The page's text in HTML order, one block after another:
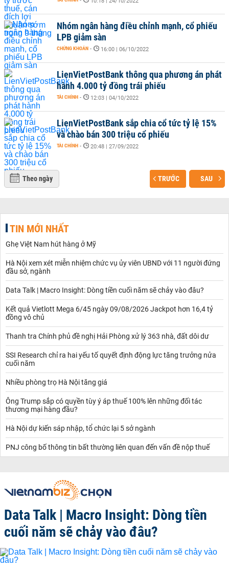
Nhóm ngân hàng điều chỉnh mạnh, cổ phiếu
LPB giảm sàn
CHỨNG KHOÁN - 16:00 | 06/10/2022
LienVietPostBank thông qua phương án phát
hành 4.000 tỷ đồng trái phiếu
TÀI CHÍNH - 12:03 | 04/10/2022
LienVietPostBank sắp chia cổ tức tỷ lệ 15%
và chào bán 300 triệu cổ phiếu
TÀI CHÍNH - 20:48 | 27/09/2022
Theo ngày TRƯỚC SAU
TIN MỚI NHẤT
Ghẹ Việt Nam hút hàng ở Mỹ
Hà Nội xem xét miễn nhiệm chức vụ ủy viên UBND với 11 người đứng
đầu sở, ngành
Data Talk | Macro Insight: Dòng tiền cuối năm sẽ chảy vào đâu?
Kết quả Vietlott Mega 6/45 ngày 09/08/2026 Jackpot hơn 16,4 tỷ
đồng vô chủ
Thanh tra Chính phủ đề nghị Hải Phòng xử lý 363 nhà, đất dôi dư
SSI Research chỉ ra hai yếu tố quyết định động lực tăng trưởng nửa
cuối năm
Nhiều phòng trọ Hà Nội tăng giá
Ông Trump sắp có quyền tùy ý áp thuế 100% lên những đối tác
thương mại hàng đầu?
Hà Nội dự kiến sáp nhập, tổ chức lại 5 sở ngành
PNJ công bố thông tin bất thường liên quan đến vấn đề nộp thuế
Data Talk | Macro Insight: Dòng tiền
cuối năm sẽ chảy vào đâu?